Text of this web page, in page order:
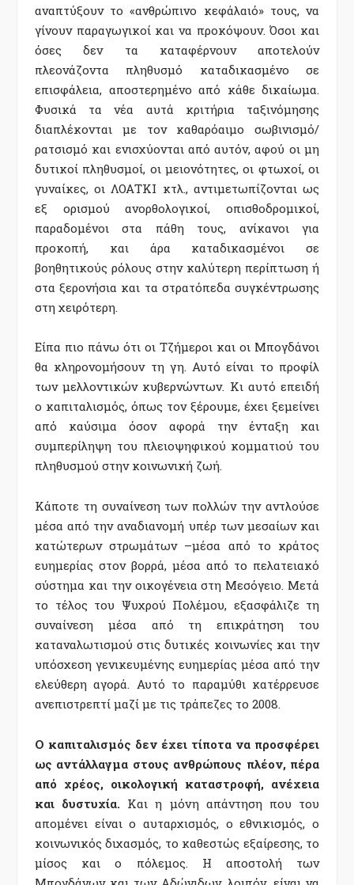
αναπτύξουν το «ανθρώπινο κεφάλαιό» τους, να
γίνουν παραγωγικοί και να προκόψουν. Όσοι και
όσες δεν τα καταφέρνουν αποτελούν
πλεονάζοντα πληθυσμό καταδικασμένο σε
επισφάλεια, αποστερημένο από κάθε δικαίωμα.
Φυσικά τα νέα αυτά κριτήρια ταξινόμησης
διαπλέκονται με τον καθαρόαιμο σωβινισμό/
ρατσισμό και ενισχύονται από αυτόν, αφού οι μη
δυτικοί πληθυσμοί, οι μειονότητες, οι φτωχοί, οι
γυναίκες, οι ΛΟΑΤΚΙ κτλ., αντιμετωπίζονται ως
εξ ορισμού ανορθολογικοί, οπισθοδρομικοί,
παραδομένοι στα πάθη τους, ανίκανοι για
προκοπή, και άρα καταδικασμένοι σε
βοηθητικούς ρόλους στην καλύτερη περίπτωση ή
στα ξερονήσια και τα στρατόπεδα συγκέντρωσης
στη χειρότερη.
Είπα πιο πάνω ότι οι Τζήμεροι και οι Μπογδάνοι
θα κληρονομήσουν τη γη. Αυτό είναι το προφίλ
των μελλοντικών κυβερνώντων. Κι αυτό επειδή
ο καπιταλισμός, όπως τον ξέρουμε, έχει ξεμείνει
από καύσιμα όσον αφορά την ένταξη και
συμπερίληψη του πλειοψηφικού κομματιού του
πληθυσμού στην κοινωνική ζωή.
Κάποτε τη συναίνεση των πολλών την αντλούσε
μέσα από την αναδιανομή υπέρ των μεσαίων και
κατώτερων στρωμάτων –μέσα από το κράτος
ευημερίας στον βορρά, μέσα από το πελατειακό
σύστημα και την οικογένεια στη Μεσόγειο. Μετά
το τέλος του Ψυχρού Πολέμου, εξασφάλιζε τη
συναίνεση μέσα από τη επικράτηση του
καταναλωτισμού στις δυτικές κοινωνίες και την
υπόσχεση γενικευμένης ευημερίας μέσα από την
ελεύθερη αγορά. Αυτό το παραμύθι κατέρρευσε
ανεπιστρεπτί μαζί με τις τράπεζες το 2008.
Ο καπιταλισμός δεν έχει τίποτα να προσφέρει
ως αντάλλαγμα στους ανθρώπους πλέον, πέρα
από χρέος, οικολογική καταστροφή, ανέχεια
και δυστυχία. Και η μόνη απάντηση που του
απομένει είναι ο αυταρχισμός, ο εθνικισμός, ο
κοινωνικός διχασμός, το καθεστώς εξαίρεσης, το
μίσος και ο πόλεμος. Η αποστολή των